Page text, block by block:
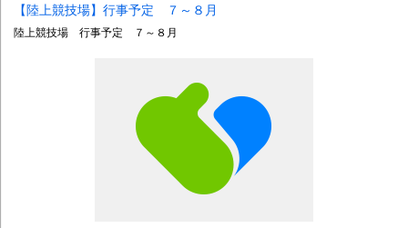
【陸上競技場】行事予定 ７～８月
陸上競技場 行事予定 ７～８月